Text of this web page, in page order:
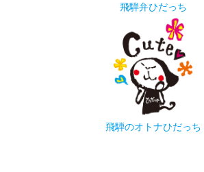
飛騨弁ひだっち
飛騨のオトナひだっち